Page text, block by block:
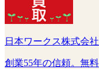
日本ワークス株式会社
創業55年の信頼。無